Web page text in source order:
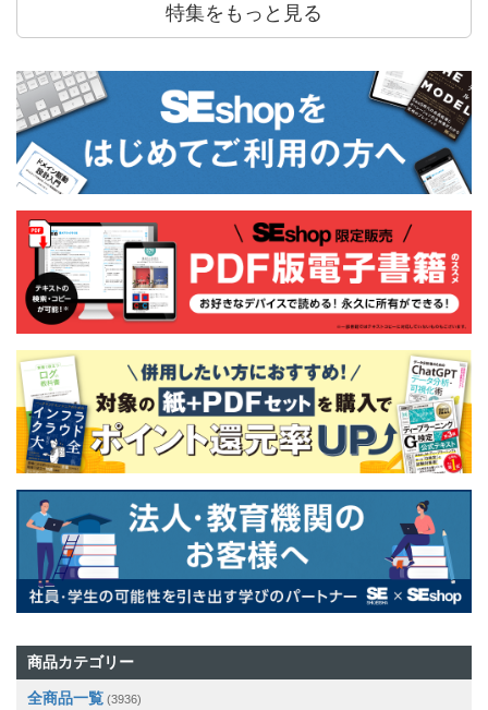
特集をもっと見る
商品カテゴリー
全商品一覧 (3936)